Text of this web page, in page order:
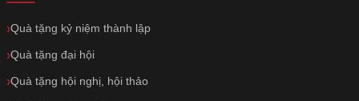
Quà tặng kỷ niệm thành lập
Quà tặng đại hội
Quà tặng hội nghị, hội thảo